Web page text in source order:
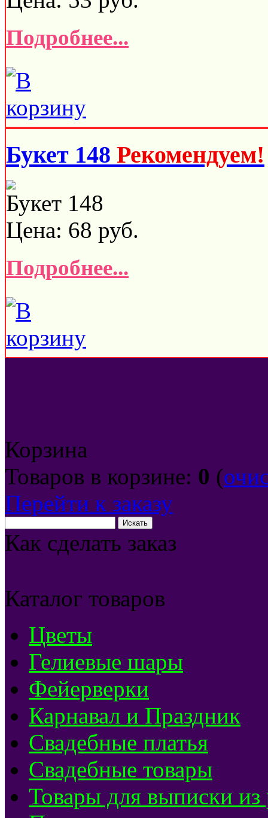
Подробнее...
Букет 148 Рекомендуем!
Букет 148
Цена: 68 руб.
Подробнее...
Корзина
Товаров в корзине: 0 (
Перейти к заказу
Как сделать заказ
Каталог товаров
Цветы
Гелиевые шары
Фейерверки
Карнавал и Праздник
Свадебные платья
Свадебные товары
Товары для выписки из